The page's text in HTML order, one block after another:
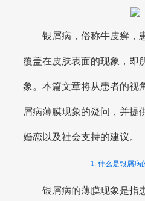
银屑病，俗称牛皮癣，
覆盖在皮肤表面的现象，即
象。本篇文章将从患者的视
屑病薄膜现象的疑问，并提
婚恋以及社会支持的建议。
1. 什么是银屑病
银屑病的薄膜现象是指